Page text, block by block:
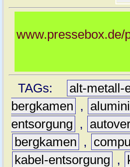
www.pressebox.de/
TAGs:
alt-metall-
bergkamen
,
entsorgung
,
bergkamen
,
kabel-entsorgung
,